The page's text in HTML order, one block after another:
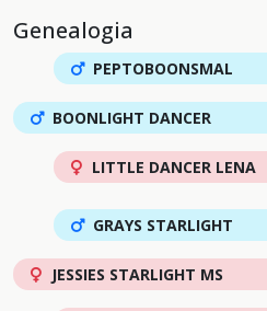
Genealogia
PEPTOBOONSMAL
BOONLIGHT DANCER
LITTLE DANCER LENA
GRAYS STARLIGHT
JESSIES STARLIGHT MS